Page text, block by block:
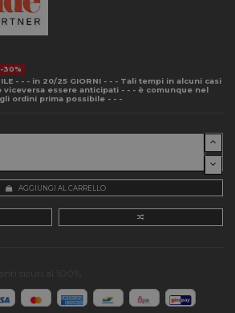
-30%
- - - in 20/25 GIORNI - - - Tali tempi in alcuni casi
essere anticipati - - - è comunque nel
ordini prima possibile - - -
AGGIUNGI AL CARRELLO